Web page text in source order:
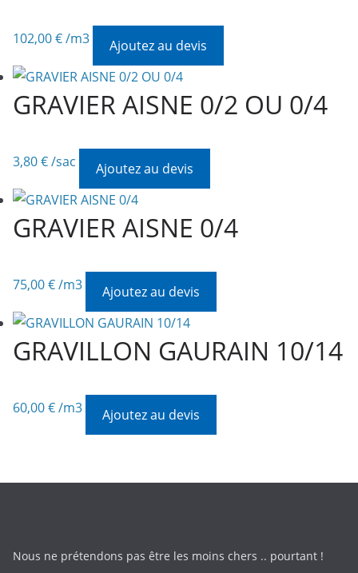
102,00€/m3 Ajoutez au devis
GRAVIER AISNE 0/2 OU 0/4
3,80€/sac Ajoutez au devis
GRAVIER AISNE 0/4
75,00€/m3 Ajoutez au devis
GRAVILLON GAURAIN 10/14
60,00€/m3 Ajoutez au devis
Nous ne prétendons pas être les moins chers .. pourtant !